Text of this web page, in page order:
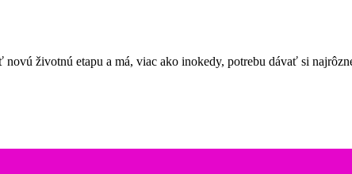
životnú etapu a má, viac ako inokedy, potrebu dávať si